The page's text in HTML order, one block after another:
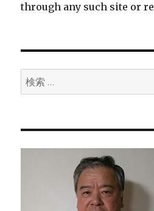
through any such site or
検
索: